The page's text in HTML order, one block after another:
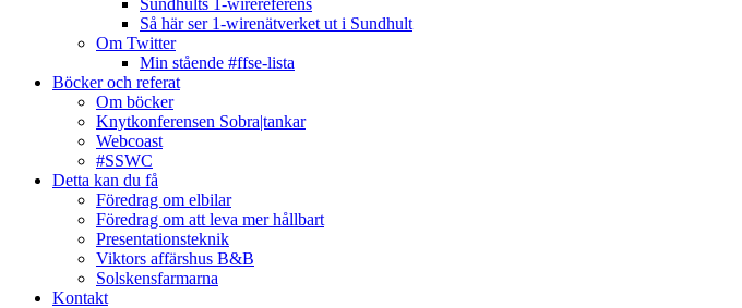
Så här ser 1-wirenätverket ut i Sundhult
Om Twitter
Min stående #ffse-lista
Böcker och referat
Om böcker
Knytkonferensen Sobra|tankar
Webcoast
#SSWC
Detta kan du få
Föredrag om elbilar
Föredrag om att leva mer hållbart
Presentationsteknik
Viktors affärshus B&B
Solskensfarmarna
Kontakt